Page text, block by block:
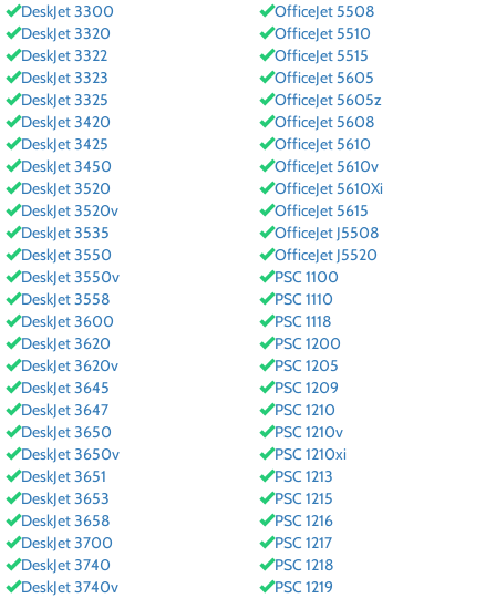
DeskJet 3300
DeskJet 3320
DeskJet 3322
DeskJet 3323
DeskJet 3325
DeskJet 3420
DeskJet 3425
DeskJet 3450
DeskJet 3520
DeskJet 3520v
DeskJet 3535
DeskJet 3550
DeskJet 3550v
DeskJet 3558
DeskJet 3600
DeskJet 3620
DeskJet 3620v
DeskJet 3645
DeskJet 3647
DeskJet 3650
DeskJet 3650v
DeskJet 3651
DeskJet 3653
DeskJet 3658
DeskJet 3700
DeskJet 3740
DeskJet 3740v
OfficeJet 5508
OfficeJet 5510
OfficeJet 5515
OfficeJet 5605
OfficeJet 5605z
OfficeJet 5608
OfficeJet 5610
OfficeJet 5610v
OfficeJet 5610Xi
OfficeJet 5615
OfficeJet J5508
OfficeJet J5520
PSC 1100
PSC 1110
PSC 1118
PSC 1200
PSC 1205
PSC 1209
PSC 1210
PSC 1210v
PSC 1210xi
PSC 1213
PSC 1215
PSC 1216
PSC 1217
PSC 1218
PSC 1219